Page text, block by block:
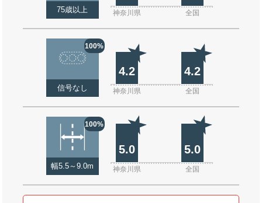
75歳以上 神奈川県 全国
100%
信号なし
4.2 4.2
神奈川県 全国
100%
幅5.5～9.0m
5.0 5.0
神奈川県 全国